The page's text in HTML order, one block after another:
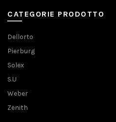
CATEGORIE PRODOTTO
Dellorto
Pierburg
Solex
S.U
Weber
Zenith